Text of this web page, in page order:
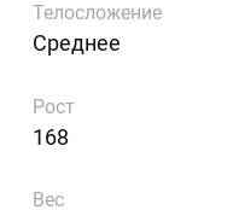
Телосложение
Среднее
Рост
168
Вес